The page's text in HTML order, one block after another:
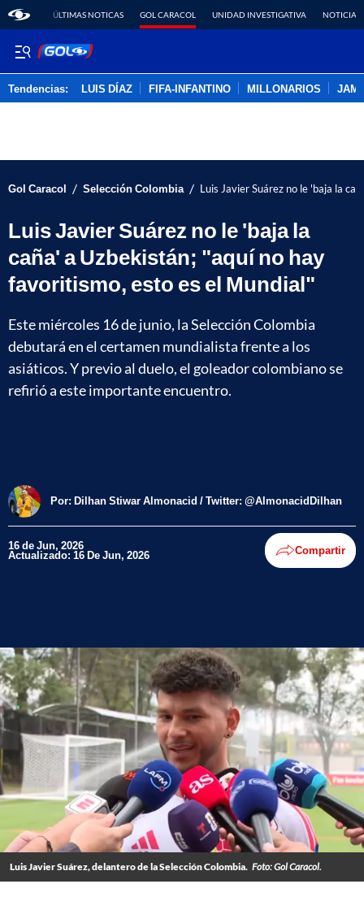
ÚLTIMAS NOTICAS GOL CARACOL UNIDAD INVESTIGATIVA NOTICIAS
Tendencias: LUIS DÍAZ FIFA-INFANTINO MILLONARIOS
Gol Caracol / Selección Colombia / Luis Javier Suárez no le 'baja la
Luis Javier Suárez no le 'baja la
caña' a Uzbekistán; "aquí no hay
favoritismo, esto es el Mundial"
Este miércoles 16 de junio, la Selección Colombia
debutará en el certamen mundialista frente a los
asiáticos. Y previo al duelo, el goleador colombiano se
refirió a este importante encuentro.
Por: Dilhan Stiwar Almonacid / Twitter: @AlmonacidDilhan
16 de Jun, 2026
Actualizado: 16 De Jun, 2026 Compartir
Luis Javier Suárez, delantero de la Selección Colombia. Foto: Gol Caracol.